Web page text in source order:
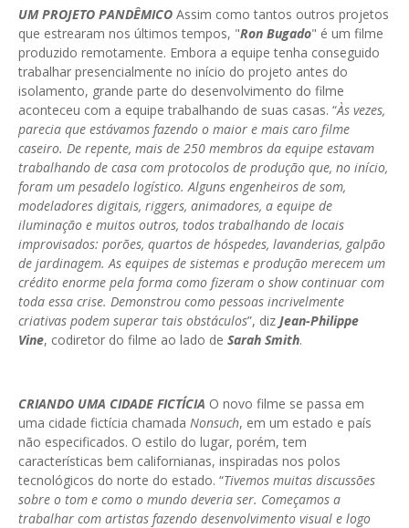
UM PROJETO PANDÊMICO Assim como tantos outros projetos
que estrearam nos últimos tempos, "Ron Bugado" é um filme
produzido remotamente. Embora a equipe tenha conseguido
trabalhar presencialmente no início do projeto antes do
isolamento, grande parte do desenvolvimento do filme
aconteceu com a equipe trabalhando de suas casas. “Às vezes,
parecia que estávamos fazendo o maior e mais caro filme
caseiro. De repente, mais de 250 membros da equipe estavam
trabalhando de casa com protocolos de produção que, no início,
foram um pesadelo logístico. Alguns engenheiros de som,
modeladores digitais, riggers, animadores, a equipe de
iluminação e muitos outros, todos trabalhando de locais
improvisados: porões, quartos de hóspedes, lavanderias, galpão
de jardinagem. As equipes de sistemas e produção merecem um
crédito enorme pela forma como fizeram o show continuar com
toda essa crise. Demonstrou como pessoas incrivelmente
criativas podem superar tais obstáculos”, diz Jean-Philippe
Vine, codiretor do filme ao lado de Sarah Smith.
CRIANDO UMA CIDADE FICTÍCIA O novo filme se passa em
uma cidade fictícia chamada Nonsuch, em um estado e país
não especificados. O estilo do lugar, porém, tem
características bem californianas, inspiradas nos polos
tecnológicos do norte do estado. “Tivemos muitas discussões
sobre o tom e como o mundo deveria ser. Começamos a
trabalhar com artistas fazendo desenvolvimento visual e logo